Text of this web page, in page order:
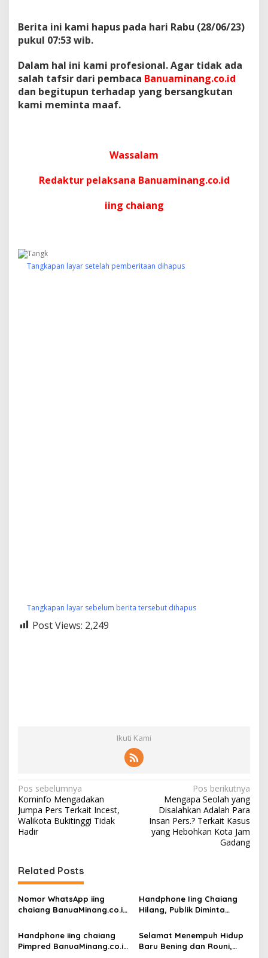
Berita ini kami hapus pada hari Rabu (28/06/23)
pukul 07:53 wib.
Dalam hal ini kami profesional. Agar tidak ada
salah tafsir dari pembaca Banuaminang.co.id
dan begitupun terhadap yang bersangkutan
kami meminta maaf.
Wassalam
Redaktur pelaksana Banuaminang.co.id
iing chaiang
Tangkapan layar setelah pemberitaan dihapus
Tangkapan layar sebelum berita tersebut dihapus
Post Views: 2,249
Ikuti Kami
N
a
v
a
s
i
o
Pos sebelumnya
Kominfo Mengadakan
Jumpa Pers Terkait Incest,
Walikota Bukitinggi Tidak
Hadir
Pos berikutnya
Mengapa Seolah yang
Disalahkan Adalah Para
Insan Pers.? Terkait Kasus
yang Hebohkan Kota Jam
Gadang
Related Posts
Nomor WhatsApp iing
chaiang BanuaMinang.co.id
Handphone Iing Chaiang
Hilang, Publik Diminta
Handphone iing chaiang
Pimpred BanuaMinang.co.id
Selamat Menempuh Hidup
Baru Bening dan Rouni,